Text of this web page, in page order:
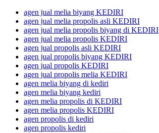
agen jual melia biyang KEDIRI
agen jual melia propolis asli KEDIRI
agen jual melia propolis biyang di KEDIRI
agen jual melia propolis KEDIRI
agen jual propolis asli KEDIRI
agen jual propolis biyang KEDIRI
agen jual propolis KEDIRI
agen jual propolis melia KEDIRI
agen melia biyang di kediri
agen melia biyang kediri
agen melia propolis di KEDIRI
agen melia propolis KEDIRI
agen propolis di kediri
agen propolis kediri